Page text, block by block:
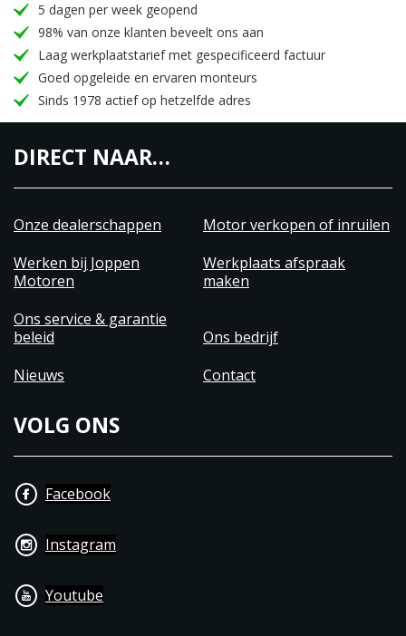
5 dagen per week geopend
98% van onze klanten beveelt ons aan
Laag werkplaatstarief met gespecificeerd factuur
Goed opgeleide en ervaren monteurs
Sinds 1978 actief op hetzelfde adres
DIRECT NAAR…
Onze dealerschappen
Motor verkopen of inruilen
Werken bij Joppen
Motoren
Werkplaats afspraak
maken
Ons service & garantie
beleid
Ons bedrijf
Nieuws
Contact
VOLG ONS
Facebook
Instagram
Youtube